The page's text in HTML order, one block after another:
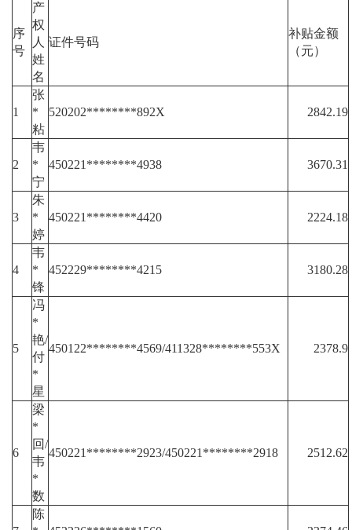
序
号
产
权
人
姓
名
证件号码
补贴金额
（元）
1
张
*
粘
520202********892X 2842.19
2
韦
*
宁
450221********4938 3670.31
3
朱
*
婷
450221********4420 2224.18
4
韦
*
锋
452229********4215 3180.28
5
冯
*
艳/
付
*
星
450122********4569/411328********553X 2378.9
6
梁
*
回/
韦
*
数
450221********2923/450221********2918 2512.62
陈